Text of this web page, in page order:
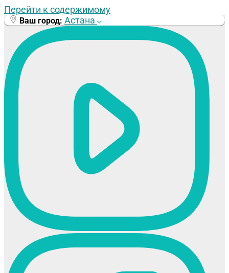
Перейти к содержимому
Ваш город: Астана